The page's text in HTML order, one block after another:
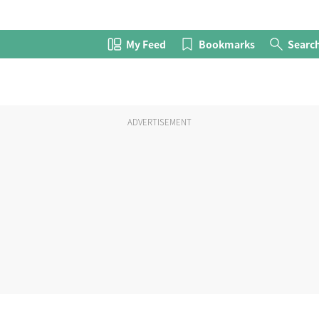
My Feed Bookmarks
ADVERTISEMENT